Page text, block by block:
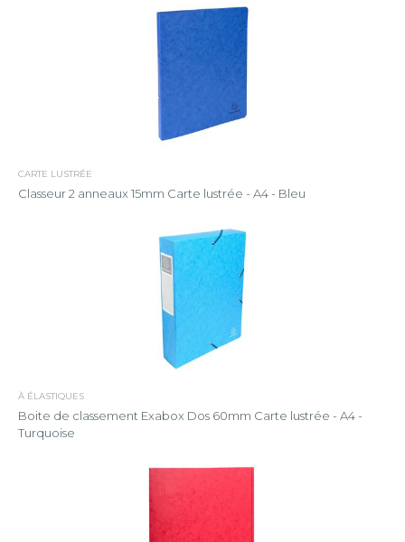
CARTE LUSTRÉE
Classeur 2 anneaux 15mm Carte lustrée - A4 - Bleu
À ÉLASTIQUES
Boite de classement Exabox Dos 60mm Carte lustrée - A4 -
Turquoise